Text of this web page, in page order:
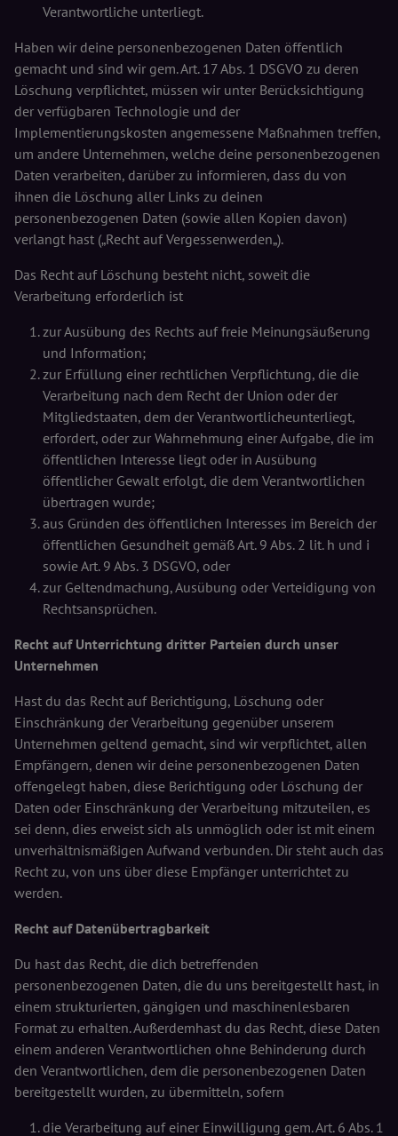
Verantwortliche unterliegt.
Haben wir deine personenbezogenen Daten öffentlich
gemacht und sind wir gem. Art. 17 Abs. 1 DSGVO zu deren
Löschung verpflichtet, müssen wir unter Berücksichtigung
der verfügbaren Technologie und der
Implementierungskosten angemessene Maßnahmen treffen,
um andere Unternehmen, welche deine personenbezogenen
Daten verarbeiten, darüber zu informieren, dass du von
ihnen die Löschung aller Links zu deinen
personenbezogenen Daten (sowie allen Kopien davon)
verlangt hast („Recht auf Vergessenwerden„).
Das Recht auf Löschung besteht nicht, soweit die
Verarbeitung erforderlich ist
zur Ausübung des Rechts auf freie Meinungsäußerung
und Information;
zur Erfüllung einer rechtlichen Verpflichtung, die die
Verarbeitung nach dem Recht der Union oder der
Mitgliedstaaten, dem der Verantwortlicheunterliegt,
erfordert, oder zur Wahrnehmung einer Aufgabe, die im
öffentlichen Interesse liegt oder in Ausübung
öffentlicher Gewalt erfolgt, die dem Verantwortlichen
übertragen wurde;
aus Gründen des öffentlichen Interesses im Bereich der
öffentlichen Gesundheit gemäß Art. 9 Abs. 2 lit. h und i
sowie Art. 9 Abs. 3 DSGVO, oder
zur Geltendmachung, Ausübung oder Verteidigung von
Rechtsansprüchen.
Recht auf Unterrichtung dritter Parteien durch unser
Unternehmen
Hast du das Recht auf Berichtigung, Löschung oder
Einschränkung der Verarbeitung gegenüber unserem
Unternehmen geltend gemacht, sind wir verpflichtet, allen
Empfängern, denen wir deine personenbezogenen Daten
offengelegt haben, diese Berichtigung oder Löschung der
Daten oder Einschränkung der Verarbeitung mitzuteilen, es
sei denn, dies erweist sich als unmöglich oder ist mit einem
unverhältnismäßigen Aufwand verbunden. Dir steht auch das
Recht zu, von uns über diese Empfänger unterrichtet zu
werden.
Recht auf Datenübertragbarkeit
Du hast das Recht, die dich betreffenden
personenbezogenen Daten, die du uns bereitgestellt hast, in
einem strukturierten, gängigen und maschinenlesbaren
Format zu erhalten. Außerdemhast du das Recht, diese Daten
einem anderen Verantwortlichen ohne Behinderung durch
den Verantwortlichen, dem die personenbezogenen Daten
bereitgestellt wurden, zu übermitteln, sofern
die Verarbeitung auf einer Einwilligung gem. Art. 6 Abs. 1